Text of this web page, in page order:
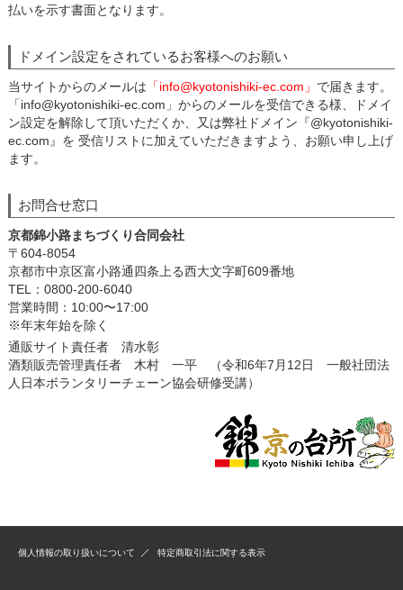
払いを示す書面となります。
ドメイン設定をされているお客様へのお願い
当サイトからのメールは 「info@kyotonishiki-ec.com」 で届きます。
「info@kyotonishiki-ec.com」からのメールを受信できる様、ドメイ
ン設定を解除して頂いただくか、又は弊社ドメイン『@kyotonishiki-
ec.com』を 受信リストに加えていただきますよう、お願い申し上げ
ます。
お問合せ窓口
京都錦小路まちづくり合同会社
〒604-8054
京都市中京区富小路通四条上る西大文字町609番地
TEL：0800-200-6040
営業時間：10:00〜17:00
※年末年始を除く
通販サイト責任者 清水彰
酒類販売管理責任者 木村 一平 （令和6年7月12日 一般社団法
人日本ボランタリーチェーン協会研修受講）
個人情報の取り扱いについて 特定商取引法に関する表示